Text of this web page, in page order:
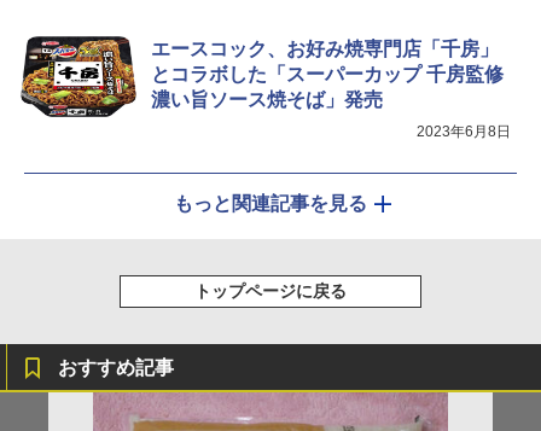
エースコック、お好み焼専門店「千房」
とコラボした「スーパーカップ 千房監修
濃い旨ソース焼そば」発売
2023年6月8日
もっと関連記事を見る
トップページに戻る
おすすめ記事